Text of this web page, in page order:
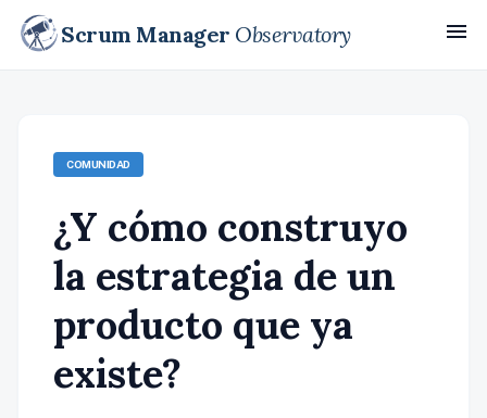
Scrum Manager Observatory menu
COMUNIDAD
¿Y cómo construyo
la estrategia de un
producto que ya
existe?